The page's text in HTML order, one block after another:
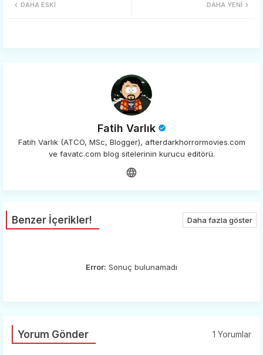
DAHA YENI
DAHA ESKI
Fatih Varlık
Fatih Varlık (ATCO, MSc, Blogger), afterdarkhorrormovies.com
ve favatc.com blog sitelerinin kurucu editörü.
Benzer İçerikler! Daha fazla göster
Error: Sonuç bulunamadı
Yorum Gönder 1 Yorumlar